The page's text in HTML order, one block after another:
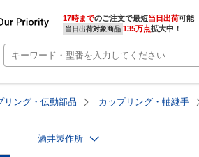
17時までのご注文で最短当日出荷
当日出荷対象商品 135万点拡大中！
リング・伝動部品 カップリング・軸継手
酒井製作所